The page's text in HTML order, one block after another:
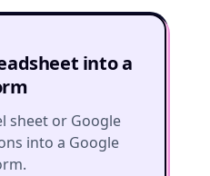
into a
sheet or Google
into a Google